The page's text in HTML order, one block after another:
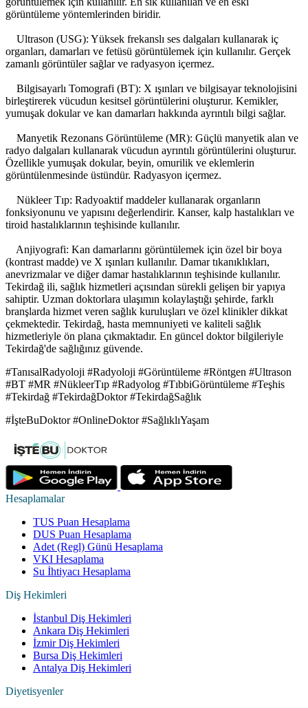
görüntüleme yöntemlerinden biridir.
Ultrason (USG): Yüksek frekanslı ses dalgaları kullanarak iç
organları, damarları ve fetüsü görüntülemek için kullanılır. Gerçek
zamanlı görüntüler sağlar ve radyasyon içermez.
Bilgisayarlı Tomografi (BT): X ışınları ve bilgisayar teknolojisini
birleştirerek vücudun kesitsel görüntülerini oluşturur. Kemikler,
yumuşak dokular ve kan damarları hakkında ayrıntılı bilgi sağlar.
Manyetik Rezonans Görüntüleme (MR): Güçlü manyetik alan ve
radyo dalgaları kullanarak vücudun ayrıntılı görüntülerini oluşturur.
Özellikle yumuşak dokular, beyin, omurilik ve eklemlerin
görüntülenmesinde üstündür. Radyasyon içermez.
Nükleer Tıp: Radyoaktif maddeler kullanarak organların
fonksiyonunu ve yapısını değerlendirir. Kanser, kalp hastalıkları ve
tiroid hastalıklarının teşhisinde kullanılır.
Anjiyografi: Kan damarlarını görüntülemek için özel bir boya
(kontrast madde) ve X ışınları kullanılır. Damar tıkanıklıkları,
anevrizmalar ve diğer damar hastalıklarının teşhisinde kullanılır.
Tekirdağ ili, sağlık hizmetleri açısından sürekli gelişen bir yapıya
sahiptir. Uzman doktorlara ulaşımın kolaylaştığı şehirde, farklı
branşlarda hizmet veren sağlık kuruluşları ve özel klinikler dikkat
çekmektedir. Tekirdağ, hasta memnuniyeti ve kaliteli sağlık
hizmetleriyle ön plana çıkmaktadır. En güncel doktor bilgileriyle
Tekirdağ'de sağlığınız güvende.
#TanısalRadyoloji #Radyoloji #Görüntüleme #Röntgen #Ultrason
#BT #MR #NükleerTıp #Radyolog #TıbbiGörüntüleme #Teşhis
#Tekirdağ #TekirdağDoktor #TekirdağSağlık
#İşteBuDoktor #OnlineDoktor #SağlıklıYaşam
Hesaplamalar
TUS Puan Hesaplama
DUS Puan Hesaplama
Adet (Regl) Günü Hesaplama
VKI Hesaplama
Su İhtiyacı Hesaplama
Diş Hekimleri
İstanbul Diş Hekimleri
Ankara Diş Hekimleri
İzmir Diş Hekimleri
Bursa Diş Hekimleri
Antalya Diş Hekimleri
Diyetisyenler